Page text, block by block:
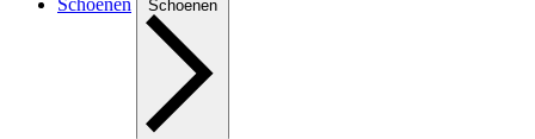
Schoenen
Schoenen